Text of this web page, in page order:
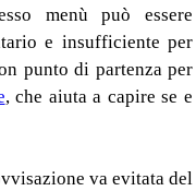
menù può essere
e insufficiente per
punto di partenza per
, che aiuta a capire se e
va evitata del